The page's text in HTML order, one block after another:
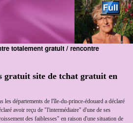
totalement gratuit / rencontre
gratuit site de tchat gratuit en
les départements de l'île-du-prince-édouard a déclaré
avoir reçu de "l'intermédiaire" d'une de ses
des faiblesses" en raison d'une situation de